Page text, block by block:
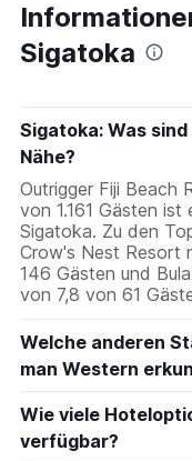
Sigatoka
Sigatoka: Was
Nähe?
Outrigger Fiji Beach
von 1.161 Gästen
Sigatoka. Zu den
Crow's Nest Resort
146 Gästen und
von 7,8 von 61
Welche anderen
man Western
Wie viele
verfügbar?